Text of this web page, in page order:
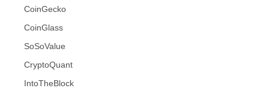
CoinGecko
CoinGlass
SoSoValue
CryptoQuant
IntoTheBlock